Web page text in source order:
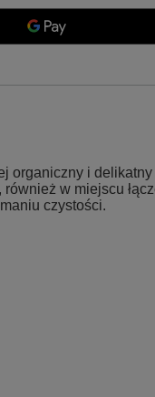
i
w miejscu
czystości.